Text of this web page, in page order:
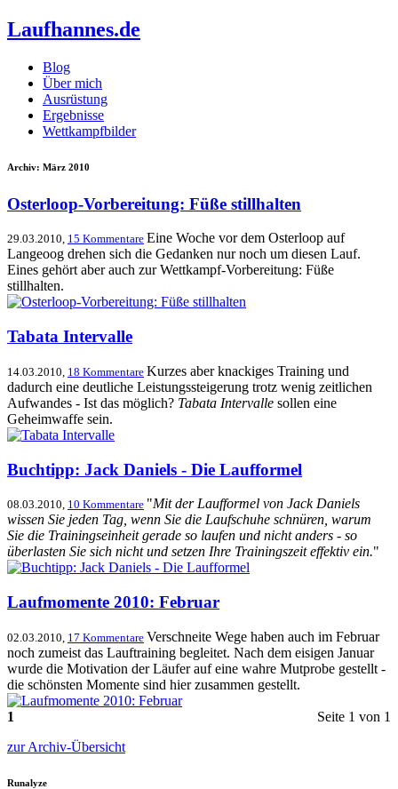
Laufhannes.de
Blog
Über mich
Ausrüstung
Ergebnisse
Wettkampfbilder
Archiv: März 2010
Osterloop-Vorbereitung: Füße stillhalten
29.03.2010, 15 Kommentare Eine Woche vor dem Osterloop auf
Langeoog drehen sich die Gedanken nur noch um diesen Lauf.
Eines gehört aber auch zur Wettkampf-Vorbereitung: Füße
stillhalten.
Tabata Intervalle
14.03.2010, 18 Kommentare Kurzes aber knackiges Training und
dadurch eine deutliche Leistungssteigerung trotz wenig zeitlichen
Aufwandes - Ist das möglich? Tabata Intervalle sollen eine
Geheimwaffe sein.
Buchtipp: Jack Daniels - Die Laufformel
08.03.2010, 10 Kommentare "Mit der Laufformel von Jack Daniels
wissen Sie jeden Tag, wenn Sie die Laufschuhe schnüren, warum
Sie die Trainingseinheit gerade so laufen und nicht anders - so
überlasten Sie sich nicht und setzen Ihre Trainingszeit effektiv ein."
Laufmomente 2010: Februar
02.03.2010, 17 Kommentare Verschneite Wege haben auch im Februar
noch zumeist das Lauftraining begleitet. Nach dem eisigen Januar
wurde die Motivation der Läufer auf eine wahre Mutprobe gestellt -
die schönsten Momente sind hier zusammen gestellt.
Seite 1 von 1
1
zur Archiv-Übersicht
Runalyze